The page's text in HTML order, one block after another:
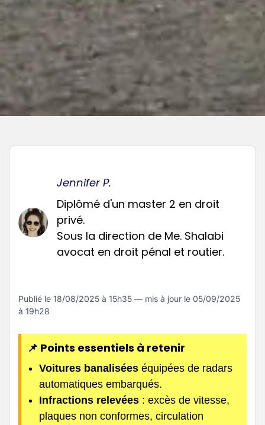
Jennifer P.
Diplômé d'un master 2 en droit
privé.
Sous la direction de Me. Shalabi
avocat en droit pénal et routier.
Publié le 18/08/2025 à 15h35 — mis à jour le 05/09/2025
à 19h28
📌 Points essentiels à retenir
Voitures banalisées équipées de radars
automatiques embarqués.
Infractions relevées : excès de vitesse,
plaques non conformes, circulation